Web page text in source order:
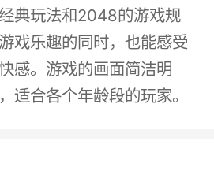
典玩法和2048的游戏规
戏乐趣的同时，也能感受
感。游戏的画面简洁明
适合各个年龄段的玩家。